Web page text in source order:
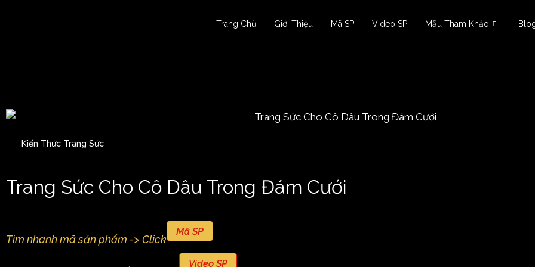
Trang Chủ Giới Thiệu Mã SP Video SP Mẫu Tham Khảo
Kiến Thức Trang Sức
Trang Sức Cho Cô Dâu Trong Đám Cưới
Tìm nhanh mã sản phẩm -> Click
Mã SP
Video SP